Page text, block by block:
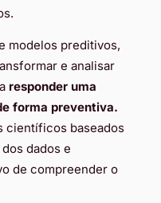
modelos preditivos,
e analisar
responder uma
forma preventiva.
científicos baseados
dados e
de compreender o